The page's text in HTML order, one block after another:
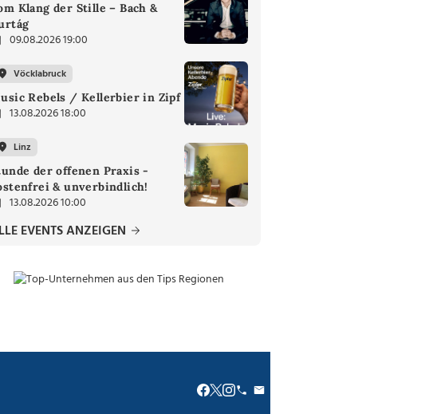
Klang der Stille – Bach &
09.08.2026 19:00
Vöcklabruck
Rebels / Kellerbier in Zipf
13.08.2026 18:00
Linz
der offenen Praxis -
& unverbindlich!
13.08.2026 10:00
EVENTS ANZEIGEN